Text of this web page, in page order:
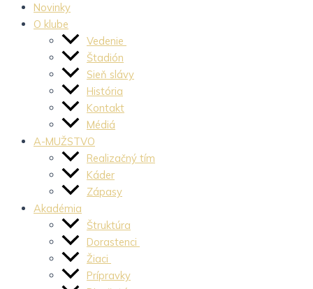
Novinky
O klube
Vedenie
Štadión
Sieň slávy
História
Kontakt
Médiá
A-MUŽSTVO
Realizačný tím
Káder
Zápasy
Akadémia
Štruktúra
Dorastenci
Žiaci
Prípravky